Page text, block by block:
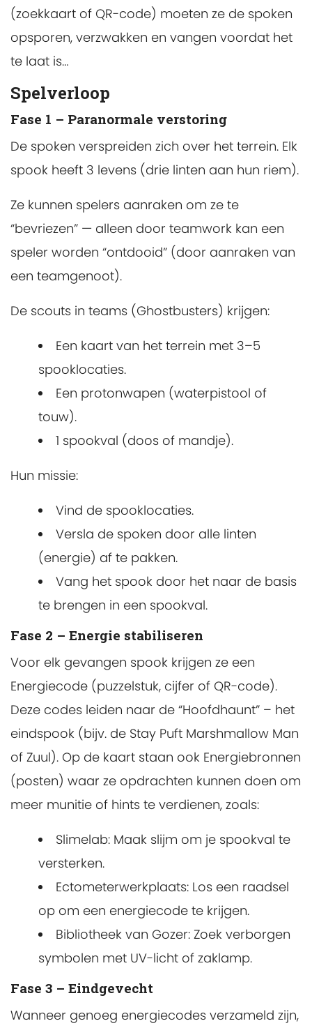
(zoekkaart of QR-code) moeten ze de spoken
opsporen, verzwakken en vangen voordat het
te laat is…
Spelverloop
Fase 1 – Paranormale verstoring
De spoken verspreiden zich over het terrein. Elk
spook heeft 3 levens (drie linten aan hun riem).
Ze kunnen spelers aanraken om ze te
“bevriezen” — alleen door teamwork kan een
speler worden “ontdooid” (door aanraken van
een teamgenoot).
De scouts in teams (Ghostbusters) krijgen:
Een kaart van het terrein met 3–5
spooklocaties.
Een protonwapen (waterpistool of
touw).
1 spookval (doos of mandje).
Hun missie:
Vind de spooklocaties.
Versla de spoken door alle linten
(energie) af te pakken.
Vang het spook door het naar de basis
te brengen in een spookval.
Fase 2 – Energie stabiliseren
Voor elk gevangen spook krijgen ze een
Energiecode (puzzelstuk, cijfer of QR-code).
Deze codes leiden naar de “Hoofdhaunt” – het
eindspook (bijv. de Stay Puft Marshmallow Man
of Zuul). Op de kaart staan ook Energiebronnen
(posten) waar ze opdrachten kunnen doen om
meer munitie of hints te verdienen, zoals:
Slimelab: Maak slijm om je spookval te
versterken.
Ectometerwerkplaats: Los een raadsel
op om een energiecode te krijgen.
Bibliotheek van Gozer: Zoek verborgen
symbolen met UV-licht of zaklamp.
Fase 3 – Eindgevecht
Wanneer genoeg energiecodes verzameld zijn,